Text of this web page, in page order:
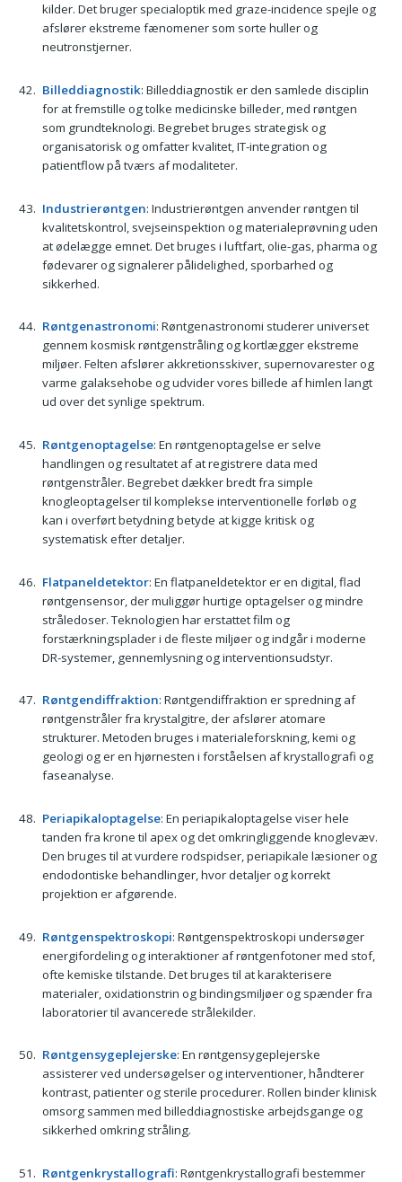
kilder. Det bruger specialoptik med graze-incidence spejle og
afslører ekstreme fænomener som sorte huller og
neutronstjerner.
Billeddiagnostik: Billeddiagnostik er den samlede disciplin
for at fremstille og tolke medicinske billeder, med røntgen
som grundteknologi. Begrebet bruges strategisk og
organisatorisk og omfatter kvalitet, IT-integration og
patientflow på tværs af modaliteter.
Industrierøntgen: Industrierøntgen anvender røntgen til
kvalitetskontrol, svejseinspektion og materialeprøvning uden
at ødelægge emnet. Det bruges i luftfart, olie-gas, pharma og
fødevarer og signalerer pålidelighed, sporbarhed og
sikkerhed.
Røntgenastronomi: Røntgenastronomi studerer universet
gennem kosmisk røntgenstråling og kortlægger ekstreme
miljøer. Felten afslører akkretionsskiver, supernova­rester og
varme galaksehobe og udvider vores billede af himlen langt
ud over det synlige spektrum.
Røntgenoptagelse: En røntgenoptagelse er selve
handlingen og resultatet af at registrere data med
røntgenstråler. Begrebet dækker bredt fra simple
knogleoptagelser til komplekse interventionelle forløb og
kan i overført betydning betyde at kigge kritisk og
systematisk efter detaljer.
Flatpaneldetektor: En flatpaneldetektor er en digital, flad
røntgensensor, der muliggør hurtige optagelser og mindre
stråledoser. Teknologien har erstattet film og
forstærkningsplader i de fleste miljøer og indgår i moderne
DR-systemer, gennemlysning og interventionsudstyr.
Røntgendiffraktion: Røntgendiffraktion er spredning af
røntgenstråler fra krystalgitre, der afslører atomare
strukturer. Metoden bruges i materialeforskning, kemi og
geologi og er en hjørnesten i forståelsen af krystallografi og
faseanalyse.
Periapikaloptagelse: En periapikaloptagelse viser hele
tanden fra krone til apex og det omkringliggende knoglevæv.
Den bruges til at vurdere rodspidser, periapikale læsioner og
endodontiske behandlinger, hvor detaljer og korrekt
projektion er afgørende.
Røntgenspektroskopi: Røntgenspektroskopi undersøger
energifordeling og interaktioner af røntgenfotoner med stof,
ofte kemiske tilstande. Det bruges til at karakterisere
materialer, oxidationstrin og bindingsmiljøer og spænder fra
laboratorier til avancerede strålekilder.
Røntgensygeplejerske: En røntgensygeplejerske
assisterer ved undersøgelser og interventioner, håndterer
kontrast, patienter og sterile procedurer. Rollen binder klinisk
omsorg sammen med billeddiagnostiske arbejdsgange og
sikkerhed omkring stråling.
Røntgenkrystallografi: Røntgenkrystallografi bestemmer